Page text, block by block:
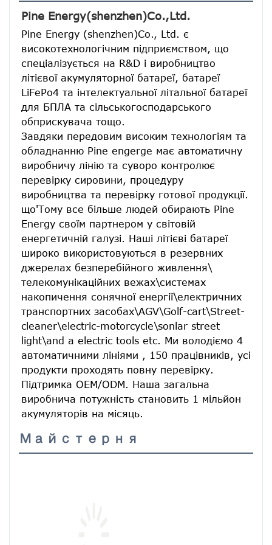
Pine Energy(shenzhen)Co.,Ltd.
Pine Energy (shenzhen)Co., Ltd. є
високотехнологічним підприємством, що
спеціалізується на R&D і виробництво
літієвої акумуляторної батареї, батареї
LiFePo4 та інтелектуальної літальної батареї
для БПЛА та сільськогосподарського
обприскувача тощо.
Завдяки передовим високим технологіям та
обладнанню Pine engerge має автоматичну
виробничу лінію та суворо контролює
перевірку сировини, процедуру
виробництва та перевірку готової продукції.
що'Тому все більше людей обирають Pine
Energy своїм партнером у світовій
енергетичній галузі. Наші літієві батареї
широко використовуються в резервних
джерелах безперебійного живлення\
телекомунікаційних вежах\системах
накопичення сонячної енергії\електричних
транспортних засобах\AGV\Golf-cart\Street-
cleaner\electric-motorcycle\sonlar street
light\and a electric tools etc. Ми володіємо 4
автоматичними лініями , 150 працівників, усі
продукти проходять повну перевірку.
Підтримка OEM/ODM. Наша загальна
виробнича потужність становить 1 мільйон
акумуляторів на місяць.
Майстерня